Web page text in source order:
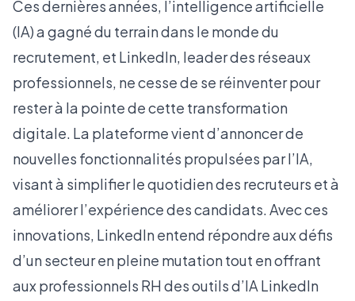
Ces dernières années, l’intelligence artificielle
(IA) a gagné du terrain dans le monde du
recrutement, et LinkedIn, leader des réseaux
professionnels, ne cesse de se réinventer pour
rester à la pointe de cette transformation
digitale. La plateforme vient d’annoncer de
nouvelles fonctionnalités propulsées par l’IA,
visant à simplifier le quotidien des recruteurs et à
améliorer l’expérience des candidats. Avec ces
innovations, LinkedIn entend répondre aux défis
d’un secteur en pleine mutation tout en offrant
aux professionnels RH des outils d’IA LinkedIn